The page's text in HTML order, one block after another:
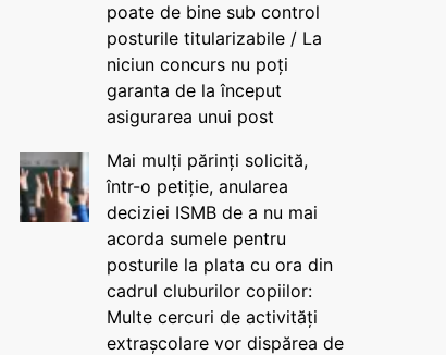
poate de bine sub control
posturile titularizabile / La
niciun concurs nu poți
garanta de la început
asigurarea unui post
Mai mulți părinți solicită,
într-o petiție, anularea
deciziei ISMB de a nu mai
acorda sumele pentru
posturile la plata cu ora din
cadrul cluburilor copiilor:
Multe cercuri de activități
extrașcolare vor dispărea de